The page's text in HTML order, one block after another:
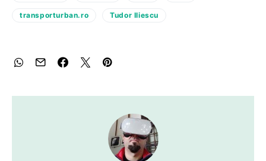
transporturban.ro Tudor Iliescu